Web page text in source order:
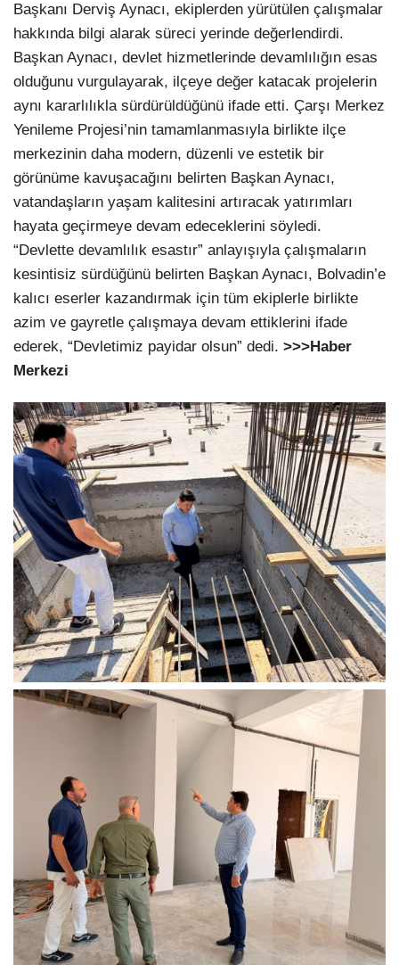
Başkanı Derviş Aynacı, ekiplerden yürütülen çalışmalar
hakkında bilgi alarak süreci yerinde değerlendirdi.
Başkan Aynacı, devlet hizmetlerinde devamlılığın esas
olduğunu vurgulayarak, ilçeye değer katacak projelerin
aynı kararlılıkla sürdürüldüğünü ifade etti. Çarşı Merkez
Yenileme Projesi’nin tamamlanmasıyla birlikte ilçe
merkezinin daha modern, düzenli ve estetik bir
görünüme kavuşacağını belirten Başkan Aynacı,
vatandaşların yaşam kalitesini artıracak yatırımları
hayata geçirmeye devam edeceklerini söyledi.
“Devlette devamlılık esastır” anlayışıyla çalışmaların
kesintisiz sürdüğünü belirten Başkan Aynacı, Bolvadin’e
kalıcı eserler kazandırmak için tüm ekiplerle birlikte
azim ve gayretle çalışmaya devam ettiklerini ifade
ederek, “Devletimiz payidar olsun” dedi. >>>Haber
Merkezi